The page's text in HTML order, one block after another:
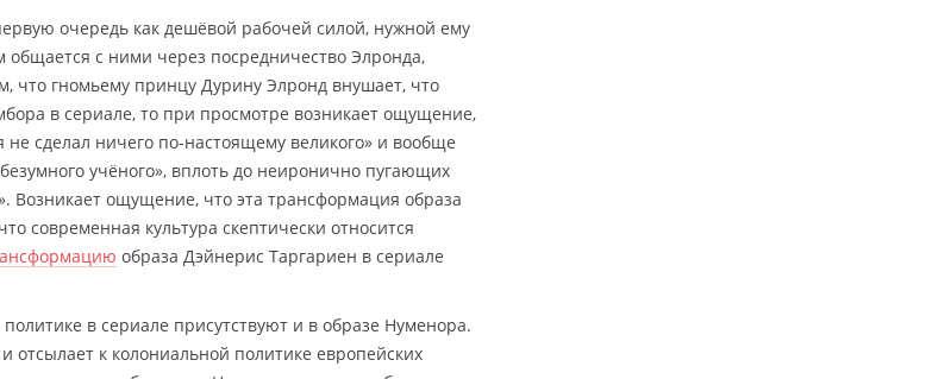
очередь как дешёвой рабочей силой, нужной ему
общается с ними через посредничество Элронда,
что гномьему принцу Дурину Элронд внушает, что
в сериале, то при просмотре возникает ощущение,
сделал ничего по-настоящему великого» и вообще
учёного», вплоть до неиронично пугающих
Возникает ощущение, что эта трансформация образа
современная культура скептически относится
образа Дэйнерис Таргариен в сериале
в сериале присутствуют и в образе Нуменора.
отсылает к колониальной политике европейских